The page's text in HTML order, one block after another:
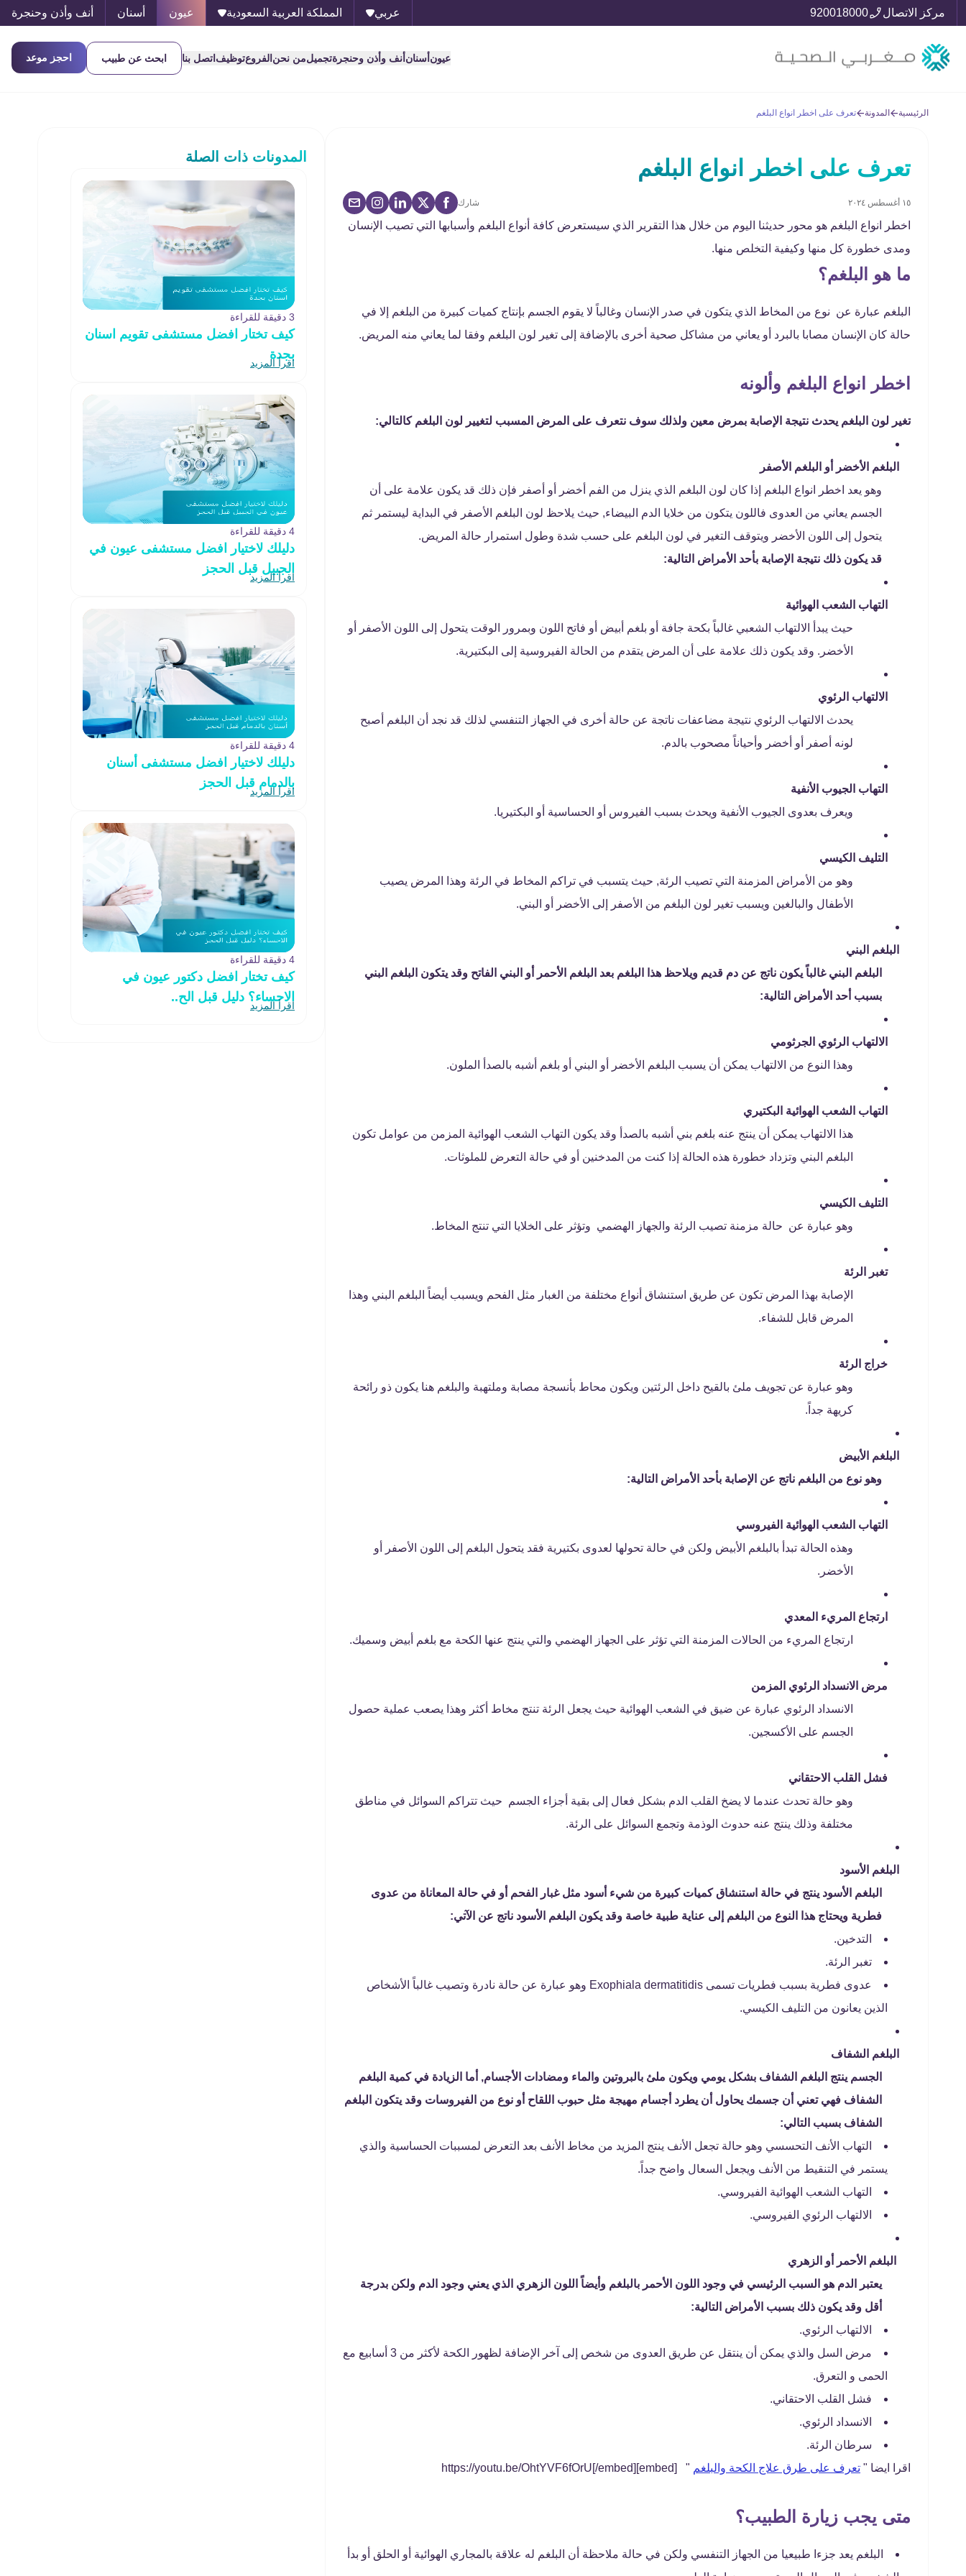
مركز الاتصال 920018000 عربي المملكة العربية السعودية عيون أسنان أنف وأذن وحنجرة
عيون أسنان أنف وأذن وحنجرةتجميلمن نحن الفروعتوظيف اتصل بنا ابحث عن طبيب احجز موعد
الرئيسية المدونة تعرف على اخطر انواع البلغم
تعرف على اخطر انواع البلغم
١٥ أغسطس ٢٠٢٤ شارك
اخطر انواع البلغم هو محور حديثنا اليوم من خلال هذا التقرير الذي سيستعرض كافة أنواع البلغم وأسبابها التي تصيب الإنسان
ومدى خطورة كل منها وكيفية التخلص منها.
ما هو البلغم؟
البلغم عبارة عن نوع من المخاط الذي يتكون في صدر الإنسان وغالباً لا يقوم الجسم بإنتاج كميات كبيرة من البلغم إلا في
حالة كان الإنسان مصابا بالبرد أو يعاني من مشاكل صحية أخرى بالإضافة إلى تغير لون البلغم وفقا لما يعاني منه المريض.
اخطر انواع البلغم وألونه
تغير لون البلغم يحدث نتيجة الإصابة بمرض معين ولذلك سوف نتعرف على المرض المسبب لتغيير لون البلغم كالتالي:
البلغم الأخضر أو البلغم الأصفر
وهو يعد اخطر انواع البلغم إذا كان لون البلغم الذي ينزل من الفم أخضر أو أصفر فإن ذلك قد يكون علامة على أن
الجسم يعاني من العدوى فاللون يتكون من خلايا الدم البيضاء, حيث يلاحظ لون البلغم الأصفر في البداية ليستمر ثم
يتحول إلى اللون الأخضر ويتوقف التغير في لون البلغم على حسب شدة وطول استمرار حالة المريض.
قد يكون ذلك نتيجة الإصابة بأحد الأمراض التالية:
التهاب الشعب الهوائية
حيث يبدأ الالتهاب الشعبي غالباً بكحة جافة أو بلغم أبيض أو فاتح اللون وبمرور الوقت يتحول إلى اللون الأصفر أو
الأخضر. وقد يكون ذلك علامة على أن المرض يتقدم من الحالة الفيروسية إلى البكتيرية.
الالتهاب الرئوي
يحدث الالتهاب الرئوي نتيجة مضاعفات ناتجة عن حالة أخرى في الجهاز التنفسي لذلك قد نجد أن البلغم أصبح
لونه أصفر أو أخضر وأحياناً مصحوب بالدم.
التهاب الجيوب الأنفية
ويعرف بعدوى الجيوب الأنفية ويحدث بسبب الفيروس أو الحساسية أو البكتيريا.
التليف الكيسي
وهو من الأمراض المزمنة التي تصيب الرئة, حيث يتسبب في تراكم المخاط في الرئة وهذا المرض يصيب
الأطفال والبالغين ويسبب تغير لون البلغم من الأصفر إلى الأخضر أو البني.
البلغم البني
البلغم البني غالباً يكون ناتج عن دم قديم ويلاحظ هذا البلغم بعد البلغم الأحمر أو البني الفاتح وقد يتكون البلغم البني
بسبب أحد الأمراض التالية:
الالتهاب الرئوي الجرثومي
وهذا النوع من الالتهاب يمكن أن يسبب البلغم الأخضر أو البني أو بلغم أشبه بالصدأ الملون.
التهاب الشعب الهوائية البكتيري
هذا الالتهاب يمكن أن ينتج عنه بلغم بني أشبه بالصدأ وقد يكون التهاب الشعب الهوائية المزمن من عوامل تكون
البلغم البني وتزداد خطورة هذه الحالة إذا كنت من المدخنين أو في حالة التعرض للملوثات.
التليف الكيسي
وهو عبارة عن حالة مزمنة تصيب الرئة والجهاز الهضمي وتؤثر على الخلايا التي تنتج المخاط.
تغبر الرئة
الإصابة بهذا المرض تكون عن طريق استنشاق أنواع مختلفة من الغبار مثل الفحم ويسبب أيضاً البلغم البني وهذا
المرض قابل للشفاء.
خراج الرئة
وهو عبارة عن تجويف ملئ بالقيح داخل الرئتين ويكون محاط بأنسجة مصابة وملتهبة والبلغم هنا يكون ذو رائحة
كريهة جداً.
البلغم الأبيض
وهو نوع من البلغم ناتج عن الإصابة بأحد الأمراض التالية:
التهاب الشعب الهوائية الفيروسي
وهذه الحالة تبدأ بالبلغم الأبيض ولكن في حالة تحولها لعدوى بكتيرية فقد يتحول البلغم إلى اللون الأصفر أو
الأخضر.
ارتجاع المريء المعدي
ارتجاع المريء من الحالات المزمنة التي تؤثر على الجهاز الهضمي والتي ينتج عنها الكحة مع بلغم أبيض وسميك.
مرض الانسداد الرئوي المزمن
الانسداد الرئوي عبارة عن ضيق في الشعب الهوائية حيث يجعل الرئة تنتج مخاط أكثر وهذا يصعب عملية حصول
الجسم على الأكسجين.
فشل القلب الاحتقاني
وهو حالة تحدث عندما لا يضخ القلب الدم بشكل فعال إلى بقية أجزاء الجسم حيث تتراكم السوائل في مناطق
مختلفة وذلك ينتج عنه حدوث الوذمة وتجمع السوائل على الرئة.
البلغم الأسود
البلغم الأسود ينتج في حالة استنشاق كميات كبيرة من شيء أسود مثل غبار الفحم أو في حالة المعاناة من عدوى
فطرية ويحتاج هذا النوع من البلغم إلى عناية طبية خاصة وقد يكون البلغم الأسود ناتج عن الآتي:
التدخين.
تغبر الرئة.
عدوى فطرية بسبب فطريات تسمى Exophiala dermatitidis وهو عبارة عن حالة نادرة وتصيب غالباً الأشخاص
الذين يعانون من التليف الكيسي.
البلغم الشفاف
الجسم ينتج البلغم الشفاف بشكل يومي ويكون ملئ بالبروتين والماء ومضادات الأجسام, أما الزيادة في كمية البلغم
الشفاف فهي تعني أن جسمك يحاول أن يطرد أجسام مهيجة مثل حبوب اللقاح أو نوع من الفيروسات وقد يتكون البلغم
الشفاف بسبب التالي:
التهاب الأنف التحسسي وهو حالة تجعل الأنف ينتج المزيد من مخاط الأنف بعد التعرض لمسببات الحساسية والذي
يستمر في التنقيط من الأنف ويجعل السعال واضح جداً.
التهاب الشعب الهوائية الفيروسي.
الالتهاب الرئوي الفيروسي.
البلغم الأحمر أو الزهري
يعتبر الدم هو السبب الرئيسي في وجود اللون الأحمر بالبلغم وأيضاً اللون الزهري الذي يعني وجود الدم ولكن بدرجة
أقل وقد يكون ذلك بسبب الأمراض التالية:
الالتهاب الرئوي.
مرض السل والذي يمكن أن ينتقل عن طريق العدوى من شخص إلى آخر الإضافة لظهور الكحة لأكثر من 3 أسابيع مع
الحمى و التعرق.
فشل القلب الاحتقاني.
الانسداد الرئوي.
سرطان الرئة.
اقرا ايضا " تعرف على طرق علاج الكحة والبلغم " [embed]https://youtu.be/OhtYVF6fOrU[/embed]
متى يجب زيارة الطبيب؟
البلغم يعد جزءا طبيعيا من الجهاز التنفسي ولكن في حالة ملاحظة أن البلغم له علاقة بالمجاري الهوائية أو الحلق أو بدأ
المدونات ذات الصلة
3 دقيقة للقراءة
كيف تختار افضل مستشفى تقويم اسنان
بجدة
اقرأ المزيد
4 دقيقة للقراءة
دليلك لاختيار افضل مستشفى عيون في
الجبيل قبل الحجز
اقرأ المزيد
4 دقيقة للقراءة
دليلك لاختيار افضل مستشفى أسنان
بالدمام قبل الحجز
اقرأ المزيد
4 دقيقة للقراءة
كيف تختار افضل دكتور عيون في
الاحساء؟ دليل قبل الح..
اقرأ المزيد